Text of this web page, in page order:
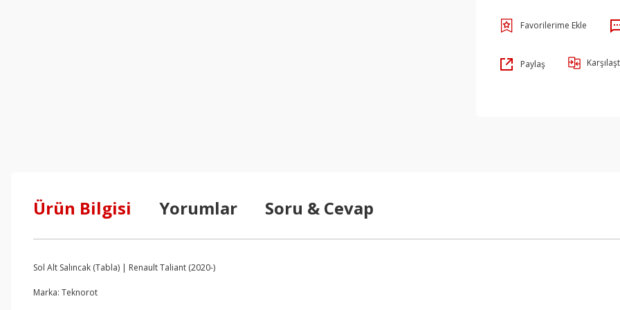
Paylaş
Ürün Bilgisi Yorumlar Soru & Cevap
Sol Alt Salıncak (Tabla) | Renault Taliant (2020-)
Marka: Teknorot